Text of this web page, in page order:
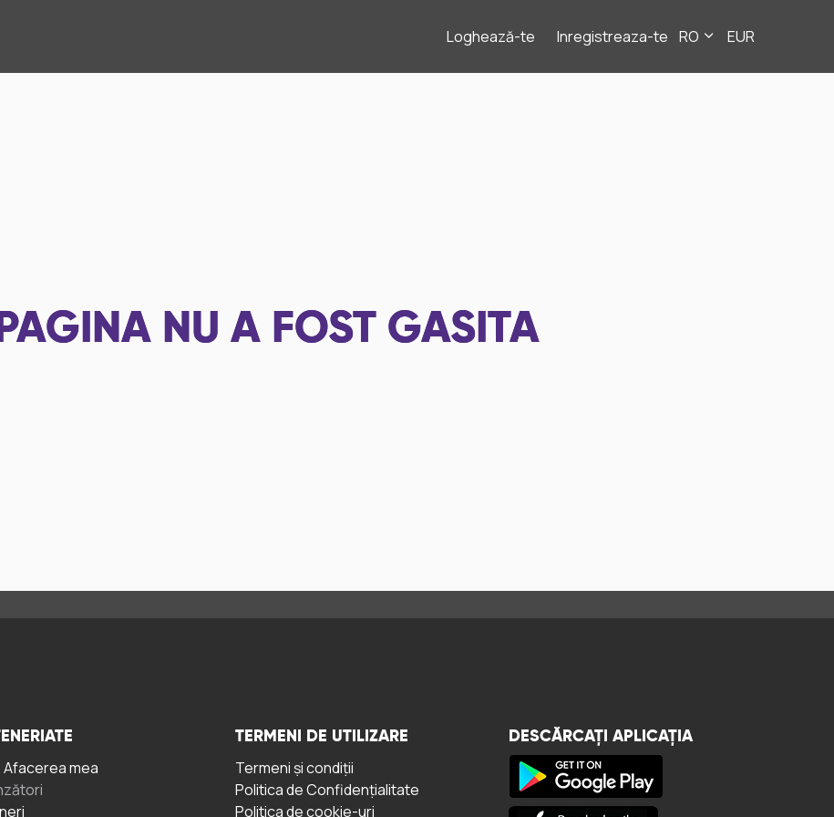
Loghează-te Inregistreaza-te RO EUR
NU A FOST GASITA
Afacerea mea
TERMENI DE UTILIZARE
Termeni și condiții
Politica de Confidențialitate
Politica de cookie-uri
DESCĂRCAȚI APLICAȚIA